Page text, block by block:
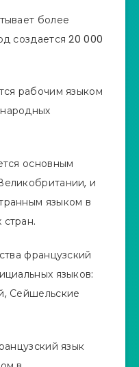
более
создается 20 000
рабочим языком
основным
и
языком в
французский
языков:
Сейшельские
язык